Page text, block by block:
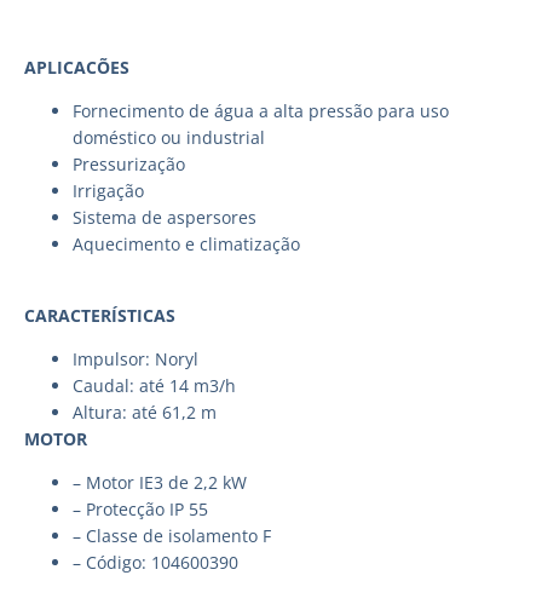
APLICACÕES
Fornecimento de água a alta pressão para uso
doméstico ou industrial
Pressurização
Irrigação
Sistema de aspersores
Aquecimento e climatização
CARACTERÍSTICAS
Impulsor: Noryl
Caudal: até 14 m3/h
Altura: até 61,2 m
MOTOR
– Motor IE3 de 2,2 kW
– Protecção IP 55
– Classe de isolamento F
– Código: 104600390